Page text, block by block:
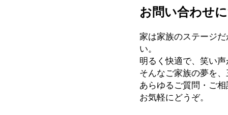
お問い合わせ
家は家族のステージ
い。
明るく快適で、笑い
そんなご家族の夢を
あらゆるご質問・ご
お気軽にどうぞ。